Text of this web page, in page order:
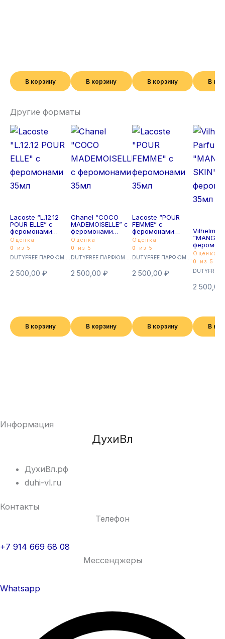
В корзину В корзину В корзину В
Другие форматы
Lacoste “L.12.12
POUR ELLE” с
феромонами
35мл
Оценка
0
из 5
2 500,00 ₽
В корзину
Chanel “COCO
MADEMOISELLE” с
феромонами
35мл
Оценка
0
из 5
2 500,00₽
В корзину
Lacoste “POUR
FEMME” с
феромонами
35мл
Оценка
0
из 5
2 500,00 ₽
В корзину
Vilhelm
“MANGO
35мл
Оценка
0
из 5
2 500,00
В
Информация
ДухиВл
ДухиВл.рф
duhi-vl.ru
Контакты
Телефон
+7 914 669 68 08
Мессенджеры
Whatsapp